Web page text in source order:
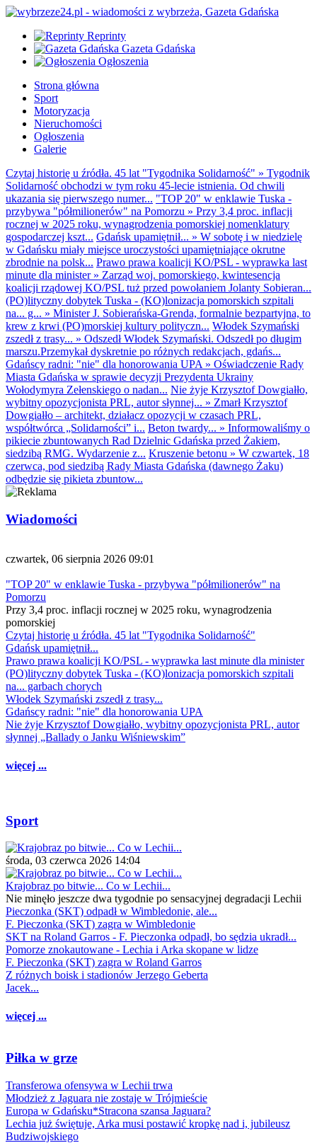
Reprinty
Gazeta Gdańska
Ogłoszenia
Strona główna
Sport
Motoryzacja
Nieruchomości
Ogłoszenia
Galerie
Czytaj historię u źródła. 45 lat "Tygodnika Solidarność" » Tygodnik
Solidarność obchodzi w tym roku 45-lecie istnienia. Od chwili
ukazania się pierwszego numer... "TOP 20" w enklawie Tuska -
przybywa "półmilionerów" na Pomorzu » Przy 3,4 proc. inflacji
rocznej w 2025 roku, wynagrodzenia pomorskiej nomenklatury
gospodarczej kszt... Gdańsk upamiętnił... » W sobotę i w niedzielę
w Gdańsku miały miejsce uroczystości upamiętniające okrutne
zbrodnie na polsk... Prawo prawa koalicji KO/PSL - wyprawka last
minute dla minister» Zarząd woj. pomorskiego, kwintesencja
koalicji rządowej KO/PSL tuż przed powołaniem Jolanty Sobieran...
(PO)lityczny dobytek Tuska - (KO)lonizacja pomorskich szpitali
na... g... » Minister J. Sobierańska-Grenda, formalnie bezpartyjna, to
krew z krwi (PO)morskiej kultury polityczn... Włodek Szymański
zszedł z trasy... » Odszedł Włodek Szymański. Odszedł po długim
marszu.Przemykał dyskretnie po różnych redakcjach, gdańs...
Gdańscy radni: "nie" dla honorowania UPA » Oświadczenie Rady
Miasta Gdańska w sprawie decyzji Prezydenta Ukrainy
Wołodymyra Zełenskiego o nadan... Nie żyje Krzysztof Dowgiałło,
wybitny opozycjonista PRL, autor słynnej... » Zmarł Krzysztof
Dowgiałło – architekt, działacz opozycji w czasach PRL,
współtwórca „Solidarności” i... Beton twardy... » Informowaliśmy o
pikiecie zbuntowanych Rad Dzielnic Gdańska przed Żakiem,
siedzibą RMG. Wydarzenie z... Kruszenie betonu » W czwartek, 18
czerwca, pod siedzibą Rady Miasta Gdańska (dawnego Żaku)
odbędzie się pikieta zbuntow...
Wiadomości
czwartek, 06 sierpnia 2026 09:01
"TOP 20" w enklawie Tuska - przybywa "półmilionerów" na
Pomorzu
Przy 3,4 proc. inflacji rocznej w 2025 roku, wynagrodzenia
pomorskiej
Czytaj historię u źródła. 45 lat "Tygodnika Solidarność"
Gdańsk upamiętnił...
Prawo prawa koalicji KO/PSL - wyprawka last minute dla minister
(PO)lityczny dobytek Tuska - (KO)lonizacja pomorskich szpitali
na... garbach chorych
Włodek Szymański zszedł z trasy...
Gdańscy radni: "nie" dla honorowania UPA
Nie żyje Krzysztof Dowgiałło, wybitny opozycjonista PRL, autor
słynnej „Ballady o Janku Wiśniewskim”
więcej ...
Sport
środa, 03 czerwca 2026 14:04
Krajobraz po bitwie... Co w Lechii...
Nie minęło jeszcze dwa tygodnie po sensacyjnej degradacji Lechii
Pieczonka (SKT) odpadł w Wimbledonie, ale...
F. Pieczonka (SKT) zagra w Wimbledonie
SKT na Roland Garros - F. Pieczonka odpadł, bo sędzia ukradł...
Pomorze znokautowane - Lechia i Arka skopane w lidze
F. Pieczonka (SKT) zagra w Roland Garros
Z różnych boisk i stadionów Jerzego Geberta
Jacek...
więcej ...
Piłka w grze
Transferowa ofensywa w Lechii trwa
Młodzież z Jaguara nie zostaje w Trójmieście
Europa w Gdańsku*Stracona szansa Jaguara?
Lechia już świętuje, Arka musi postawić kropkę nad i, jubileusz
Budziwojskiego